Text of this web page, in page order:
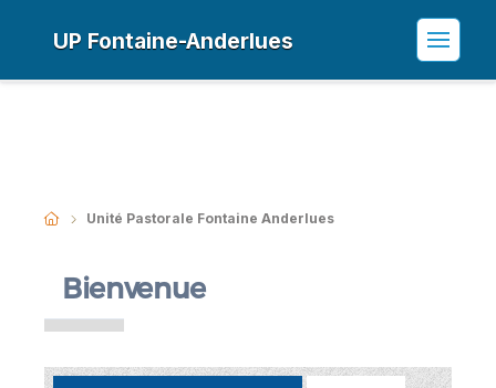
UP Fontaine-Anderlues
Unité Pastorale Fontaine Anderlues
Bienvenue